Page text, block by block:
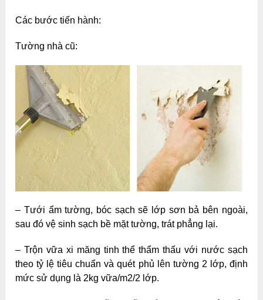
Các bước tiến hành:
Tường nhà cũ:
– Tưới ẩm tường, bóc sạch sẽ lớp sơn bả bên ngoài,
sau đó vệ sinh sạch bề mặt tường, trát phẳng lại.
– Trộn vữa xi măng tinh thể thẩm thấu với nước sạch
theo tỷ lệ tiêu chuẩn và quét phủ lên tường 2 lớp, định
mức sử dụng là 2kg vữa/m2/2 lớp.